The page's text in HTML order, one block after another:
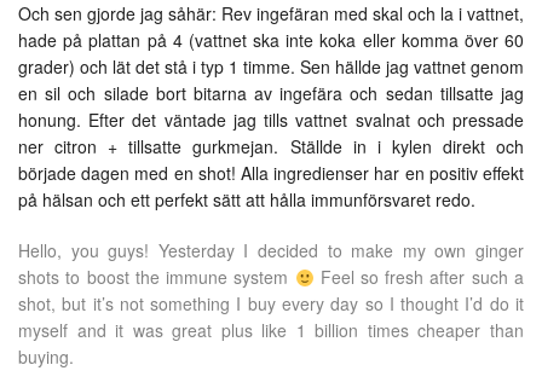
Och sen gjorde jag såhär: Rev ingefäran med skal och la i vattnet,
hade på plattan på 4 (vattnet ska inte koka eller komma över 60
grader) och lät det stå i typ 1 timme. Sen hällde jag vattnet genom
en sil och silade bort bitarna av ingefära och sedan tillsatte jag
honung. Efter det väntade jag tills vattnet svalnat och pressade
ner citron + tillsatte gurkmejan. Ställde in i kylen direkt och
började dagen med en shot! Alla ingredienser har en positiv effekt
på hälsan och ett perfekt sätt att hålla immunförsvaret redo.
Hello, you guys! Yesterday I decided to make my own ginger
shots to boost the immune system
Feel so fresh after such a
shot, but it’s not something I buy every day so I thought I’d do it
myself and it was great plus like 1 billion times cheaper than
buying.